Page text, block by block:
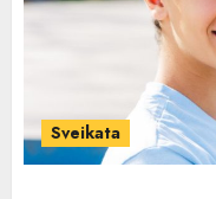
Sveikata